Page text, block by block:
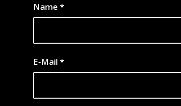
Name *
E-Mail *